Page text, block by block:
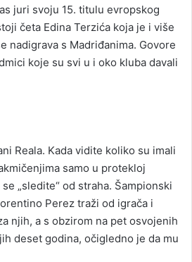
juri svoju 15. titulu evropskog
četa Edina Terzića koja je i više
nadigrava s Madriđanima. Govore
koje su svi u i oko kluba davali
Reala. Kada vidite koliko su imali
samo u protekloj
„sledite“ od straha. Šampionski
Perez traži od igrača i
njih, a s obzirom na pet osvojenih
deset godina, očigledno je da mu